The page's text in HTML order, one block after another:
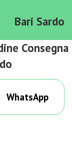
Bari Sardo
Consegna
WhatsApp